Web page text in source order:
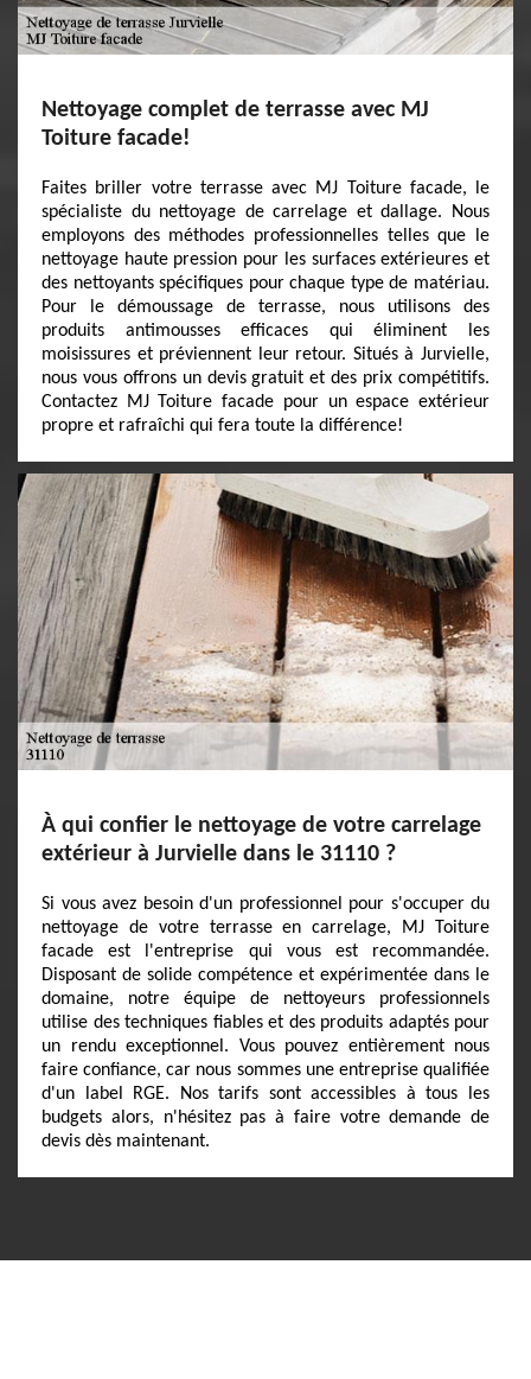
Nettoyage complet de terrasse avec MJ
Toiture facade!
Faites briller votre terrasse avec MJ Toiture facade, le
spécialiste du nettoyage de carrelage et dallage. Nous
employons des méthodes professionnelles telles que le
nettoyage haute pression pour les surfaces extérieures et
des nettoyants spécifiques pour chaque type de matériau.
Pour le démoussage de terrasse, nous utilisons des
produits antimousses efficaces qui éliminent les
moisissures et préviennent leur retour. Situés à Jurvielle,
nous vous offrons un devis gratuit et des prix compétitifs.
Contactez MJ Toiture facade pour un espace extérieur
propre et rafraîchi qui fera toute la différence!
À qui confier le nettoyage de votre carrelage
extérieur à Jurvielle dans le 31110 ?
Si vous avez besoin d'un professionnel pour s'occuper du
nettoyage de votre terrasse en carrelage, MJ Toiture
facade est l'entreprise qui vous est recommandée.
Disposant de solide compétence et expérimentée dans le
domaine, notre équipe de nettoyeurs professionnels
utilise des techniques fiables et des produits adaptés pour
un rendu exceptionnel. Vous pouvez entièrement nous
faire confiance, car nous sommes une entreprise qualifiée
d'un label RGE. Nos tarifs sont accessibles à tous les
budgets alors, n'hésitez pas à faire votre demande de
devis dès maintenant.